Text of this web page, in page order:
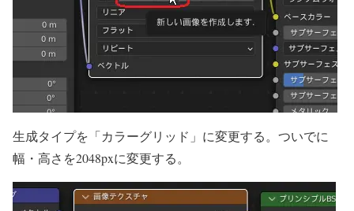
生成タイプを「カラーグリッド」に変更する。ついでに
幅・高さを2048pxに変更する。